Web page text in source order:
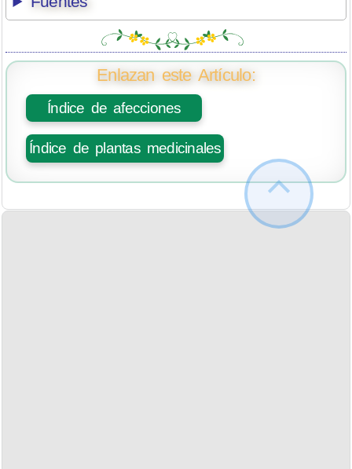
Enlazan este Artículo:
Índice de afecciones
Índice de plantas medicinales